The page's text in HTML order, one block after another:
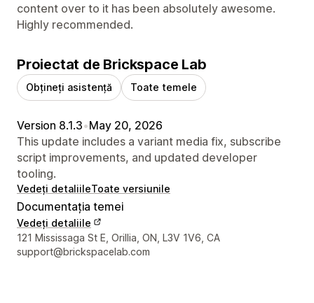
content over to it has been absolutely awesome.
Highly recommended.
Proiectat de Brickspace Lab
Obțineți asistență Toate temele
Version 8.1.3•May 20, 2026
This update includes a variant media fix, subscribe
script improvements, and updated developer
tooling.
Vedeți detaliileToate versiunile
Documentația temei
Vedeți detaliile
Detaliile de contact ale designerului
121 Mississaga St E, Orillia, ON, L3V 1V6, CA
support@brickspacelab.com